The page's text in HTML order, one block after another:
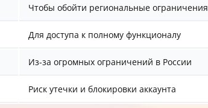
Чтобы обойти региональные ограничения
Для доступа к полному функционалу
Из-за огромных ограничений в России
Риск утечки и блокировки аккаунта